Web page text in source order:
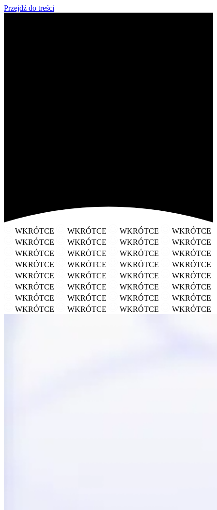
Przejdź do treści
WKRÓTCE WKRÓTCE WKRÓTCE
WKRÓTCE
WKRÓTCE
WKRÓTCE WKRÓTCE
WKRÓTCE
WKRÓTCE
WKRÓTCE WKRÓTCE
WKRÓTCE
WKRÓTCE
WKRÓTCE WKRÓTCE
WKRÓTCE
WKRÓTCE
WKRÓTCE WKRÓTCE
WKRÓTCE
WKRÓTCE
WKRÓTCE WKRÓTCE
WKRÓTCE
WKRÓTCE
WKRÓTCE WKRÓTCE
WKRÓTCE
WKRÓTCE
WKRÓTCE WKRÓTCE WKRÓTCE